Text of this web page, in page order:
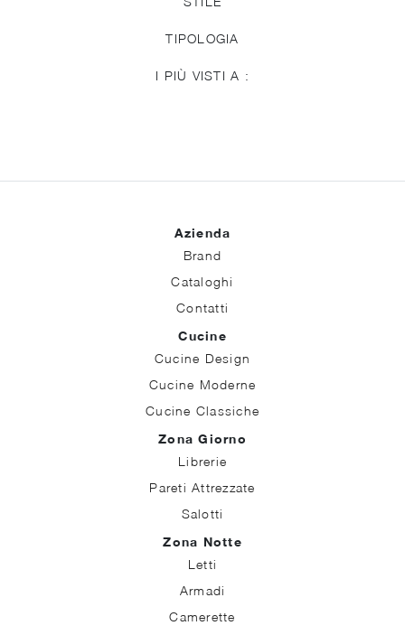
TIPOLOGIA
I PIÙ VISTI A :
Azienda
Brand
Cataloghi
Contatti
Cucine
Cucine Design
Cucine Moderne
Cucine Classiche
Zona Giorno
Librerie
Pareti Attrezzate
Salotti
Zona Notte
Letti
Armadi
Camerette